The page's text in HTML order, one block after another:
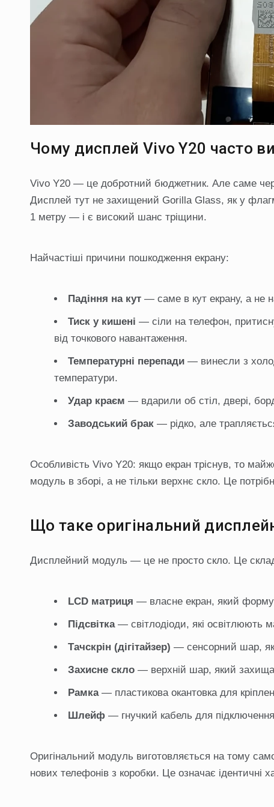
Чому дисплей Vivo Y20 часто
Vivo Y20 — це добротний бюджетник. Але саме
Дисплей тут не захищений Gorilla Glass, як у
1 метру — і є високий шанс тріщини.
Найчастіші причини пошкодження екрану:
Падіння на кут — саме в кут екрану, а не
Тиск у кишені — сіли на телефон,
від точкового навантаження.
Температурні перепади — винесли з
температури.
Удар краєм — вдарили об стіл, двері,
Заводський брак — рідко, але
Особливість Vivo Y20: якщо екран тріснув, то
модуль в зборі, а не тільки верхнє скло. Це
Що таке оригінальний
Дисплейний модуль — це не просто скло. Це
LCD матриця — власне екран, який
Підсвітка— світлодіоди, які освітлюють
Тачскрін (дігітайзер) — сенсорний шар,
Захисне скло — верхній шар, який
Рамка— пластикова окантовка для
Шлейф — гнучкий кабель для
Оригінальний модуль виготовляється на тому
нових телефонів з коробки. Це означає ідентичні